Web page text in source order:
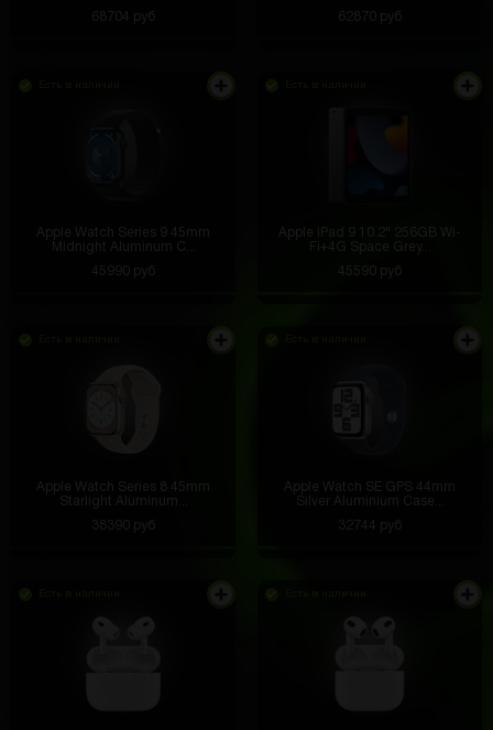
68704 руб
62870 руб
Apple Watch Series 9 45mm
Midnight Aluminum C...
45990 руб
Apple iPad 9 10.2" 256GB Wi-
Fi+4G Space Grey...
45590 руб
Apple Watch Series 8 45mm
Starlight Aluminum...
38390 руб
Apple Watch SE GPS 44mm
Silver Aluminium Case...
32744 руб